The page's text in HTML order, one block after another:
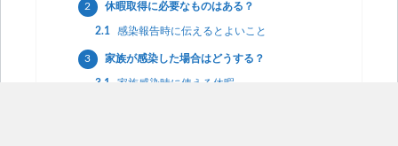
2 休暇取得に必要なものはある？
2.1 感染報告時に伝えるとよいこと
3 家族が感染した場合はどうする？
3.1 家族感染時に使える休暇